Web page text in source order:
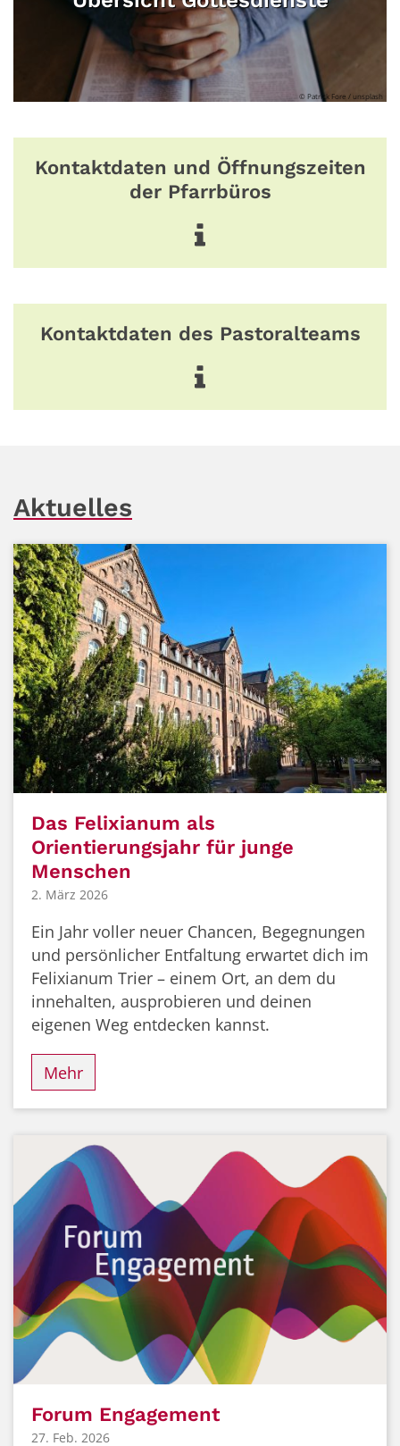
© Patrick Fore / unsplash
Kontaktdaten und Öffnungszeiten
der Pfarrbüros
Kontaktdaten des Pastoralteams
Aktuelles
Das Felixianum als
Orientierungsjahr für junge
Menschen
2. März 2026
Ein Jahr voller neuer Chancen, Begegnungen
und persönlicher Entfaltung erwartet dich im
Felixianum Trier – einem Ort, an dem du
innehalten, ausprobieren und deinen
eigenen Weg entdecken kannst.
Mehr
Forum Engagement
27. Feb. 2026